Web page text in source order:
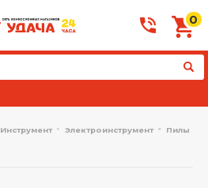
0
Инструмент Электроинструмент
Пилы